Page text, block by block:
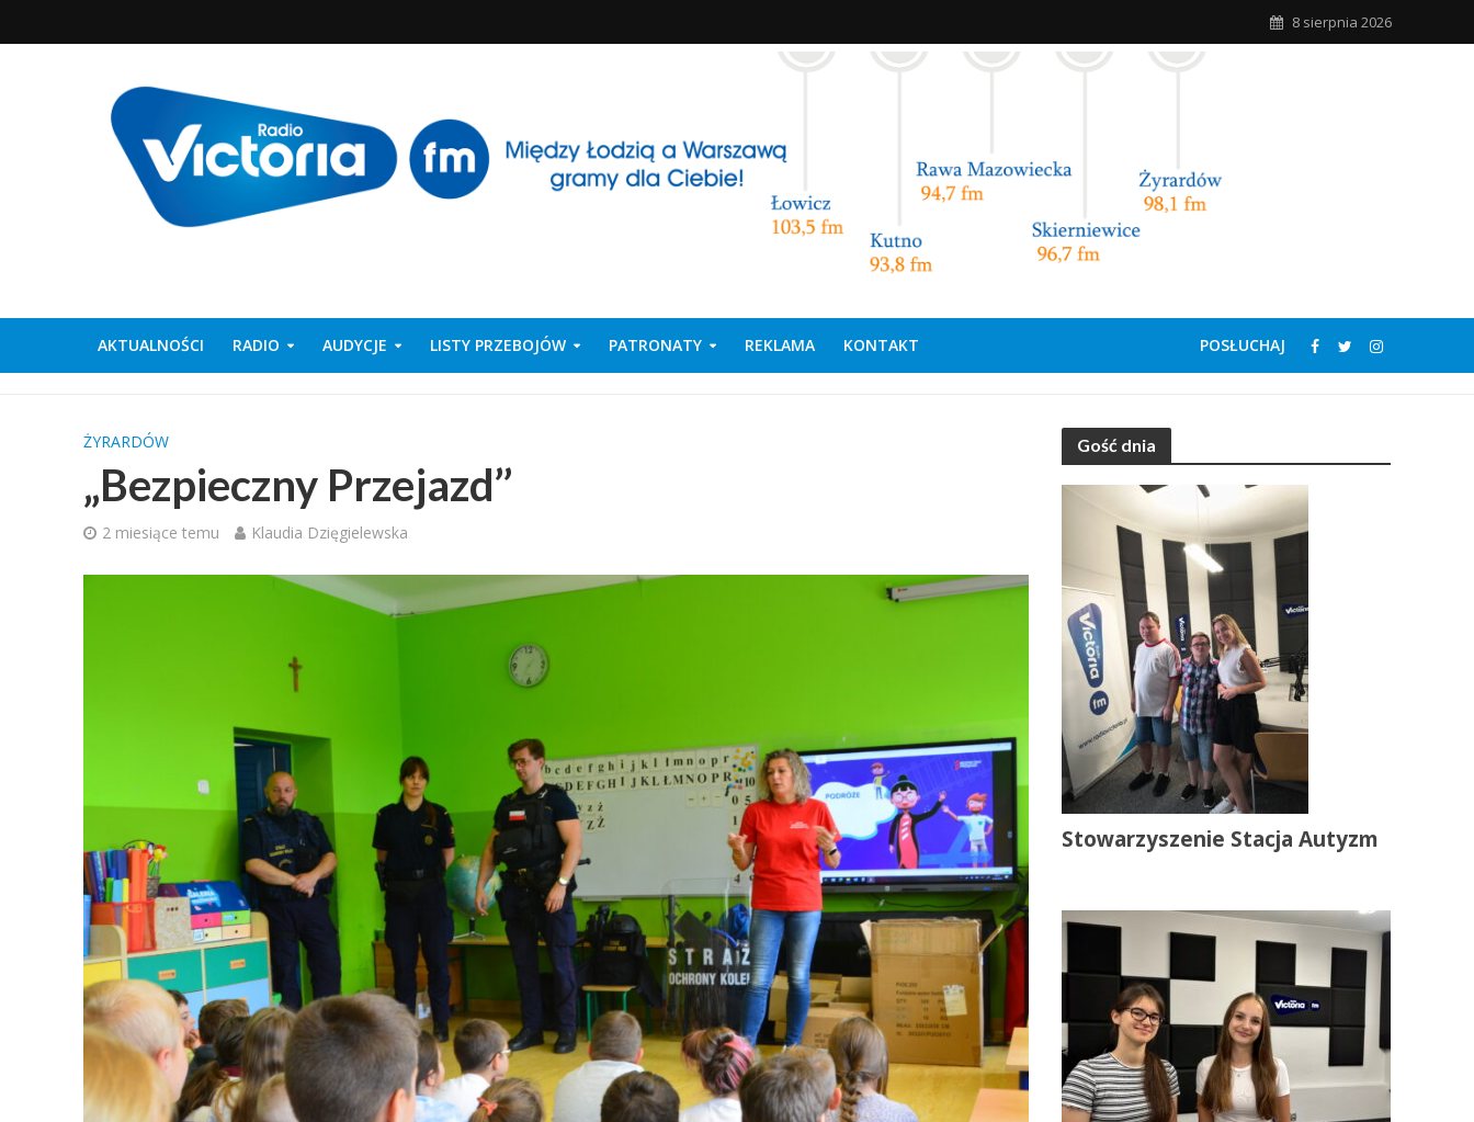
8 sierpnia 2026
AKTUALNOŚCI RADIO AUDYCJE LISTY PRZEBOJÓW PATRONATY REKLAMA KONTAKT POSŁUCHAJ
ŻYRARDÓW
„Bezpieczny Przejazd’’
2 miesiące temu Klaudia Dzięgielewska
Gość dnia
Stowarzyszenie Stacja Autyzm